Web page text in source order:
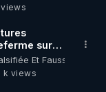
views
sur
Et Fausse
k views